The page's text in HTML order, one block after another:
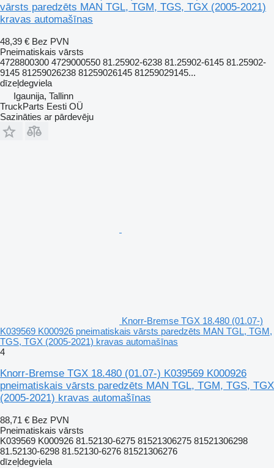
vārsts paredzēts MAN TGL, TGM, TGS, TGX (2005-2021)
kravas automašīnas
48,39 € Bez PVN
Pneimatiskais vārsts
4728800300 4729000550 81.25902-6238 81.25902-6145 81.25902-
9145 81259026238 81259026145 81259029145...
dīzeļdegviela
Igaunija, Tallinn
TruckParts Eesti OÜ
Sazināties ar pārdevēju
Knorr-Bremse TGX 18.480 (01.07-)
K039569 K000926 pneimatiskais vārsts paredzēts MAN TGL, TGM,
TGS, TGX (2005-2021) kravas automašīnas
4
Knorr-Bremse TGX 18.480 (01.07-) K039569 K000926
pneimatiskais vārsts paredzēts MAN TGL, TGM, TGS, TGX
(2005-2021) kravas automašīnas
88,71 € Bez PVN
Pneimatiskais vārsts
K039569 K000926 81.52130-6275 81521306275 81521306298
81.52130-6298 81.52130-6276 81521306276
dīzeļdegviela